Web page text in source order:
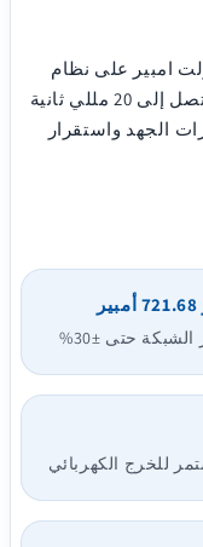
ترانس 400 كيلو فولت امبير على نظام
تحكم ذكي ARM-DSP يوفر سرعة تصحيح تصل إلى 20 مللي ثانية
الجهد واستقرار
حتى ±30%
للخرج الكهربائي